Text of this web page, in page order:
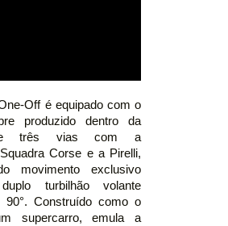
Off é equipado com o
produzido dentro da
três vias com a
Corse e a Pirelli,
movimento exclusivo
turbilhão volante
90°. Construído como o
supercarro, emula a